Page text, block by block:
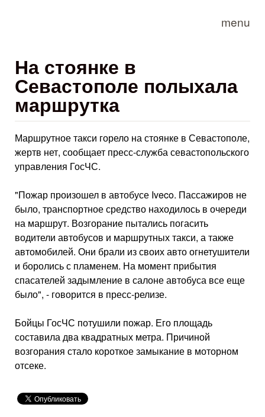
menu
На стоянке в
Севастополе полыхала
маршрутка
Маршрутное такси горело на стоянке в Севастополе,
жертв нет, сообщает пресс-служба севастопольского
управления ГосЧС.
"Пожар произошел в автобусе Iveco. Пассажиров не
было, транспортное средство находилось в очереди
на маршрут. Возгорание пытались погасить
водители автобусов и маршрутных такси, а также
автомобилей. Они брали из своих авто огнетушители
и боролись с пламенем. На момент прибытия
спасателей задымление в салоне автобуса все еще
было", - говорится в пресс-релизе.
Бойцы ГосЧС потушили пожар. Его площадь
составила два квадратных метра. Причиной
возгорания стало короткое замыкание в моторном
отсеке.